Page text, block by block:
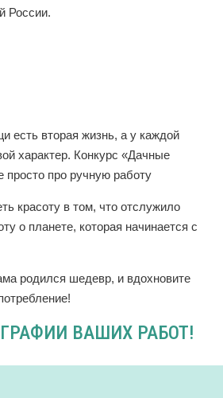
России.
есть вторая жизнь, а у каждой
характер. Конкурс «Дачные
просто про ручную работу
красоту в том, что отслужило
о планете, которая начинается с
родился шедевр, и вдохновите
ВАШИХ РАБОТ!